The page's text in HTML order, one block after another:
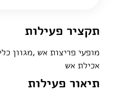
תקציר פעילות
מופעי פריצות אש ,מגוון
אכילת אש
תיאור פעילות